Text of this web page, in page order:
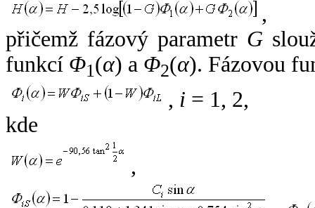
,
přičemž fázový parametr G
funkcí Φ1(α) a Φ2(α). Fázovou
, i = 1, 2,
kde
,